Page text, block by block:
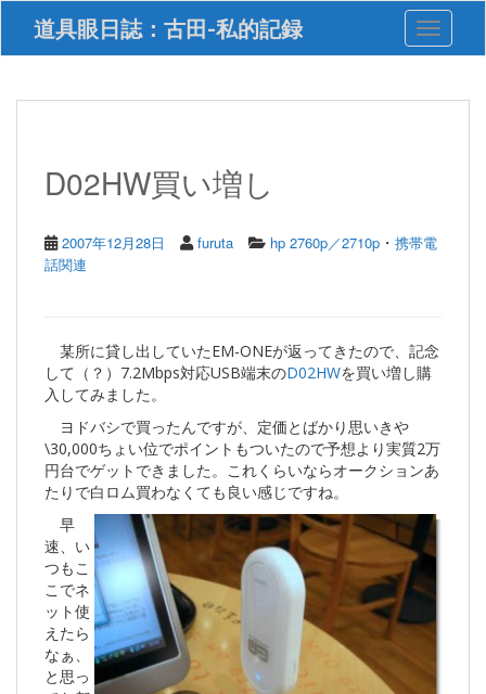
i
道具眼日誌：古田-私的記録 Toggle
D02HW買い増し
2007年12月28日 furuta hp 2760p／2710p ・ 携帯電
話関連
某所に貸し出していたEM-ONEが返ってきたので、記念
して（？）7.2Mbps対応USB端末のD02HWを買い増し購
入してみました。
ヨドバシで買ったんですが、定価とばかり思いきや
\30,000ちょい位でポイントもついたので予想より実質2万
円台でゲットできました。これくらいならオークションあ
たりで白ロム買わなくても良い感じですね。
早
速、い
つもこ
こでネ
ット使
えたら
なぁ、
と思っ